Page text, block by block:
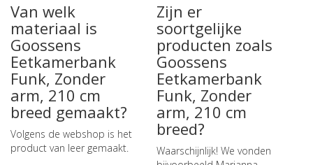
Van welk
materiaal is
Goossens
Eetkamerbank
Funk, Zonder
arm, 210 cm
breed gemaakt?
Volgens de webshop is het
product van leer gemaakt.
Zijn er
soortgelijke
producten zoals
Goossens
Eetkamerbank
Funk, Zonder
arm, 210 cm
breed?
Waarschijnlijk! We vonden